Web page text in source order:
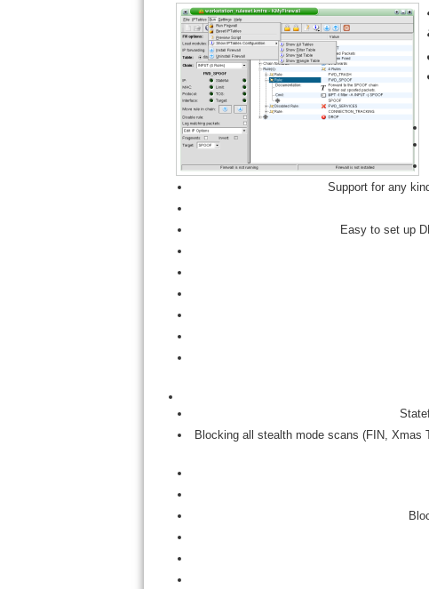
Support for any
Easy to set up
Blocking all stealth mode scans (FIN, Xmas